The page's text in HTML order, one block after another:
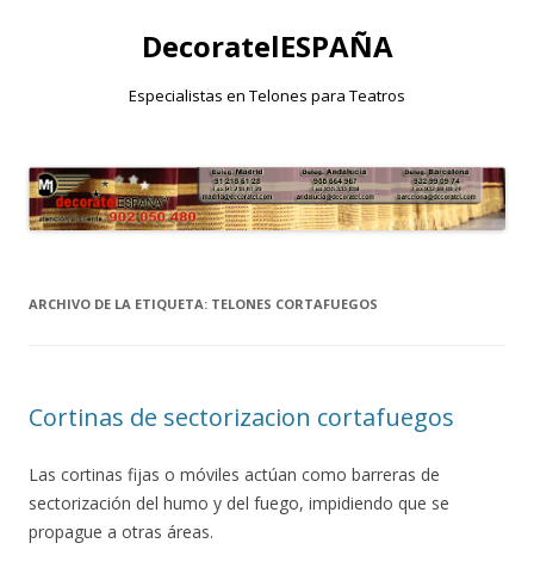
DecoratelESPAÑA
Especialistas en Telones para Teatros
al
contenido
ARCHIVO DE LA ETIQUETA: TELONES CORTAFUEGOS
Cortinas de sectorizacion cortafuegos
Las cortinas fijas o móviles actúan como barreras de
sectorización del humo y del fuego, impidiendo que se
propague a otras áreas.